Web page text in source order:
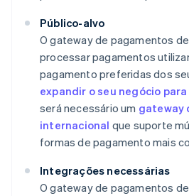
Público-alvo
O gateway de pagamentos
processar pagamentos
pagamento preferidas dos
expandir o seu negócio
será necessário um gateway
internacional que suporte
formas de pagamento mais
Integrações necessárias
O gateway de pagamentos